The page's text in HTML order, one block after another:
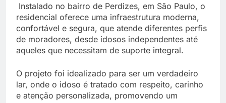
Instalado no bairro de Perdizes, em São Paulo, o
residencial oferece uma infraestrutura moderna,
confortável e segura, que atende diferentes perfis
de moradores, desde idosos independentes até
aqueles que necessitam de suporte integral.
O projeto foi idealizado para ser um verdadeiro
lar, onde o idoso é tratado com respeito, carinho
e atenção personalizada, promovendo um